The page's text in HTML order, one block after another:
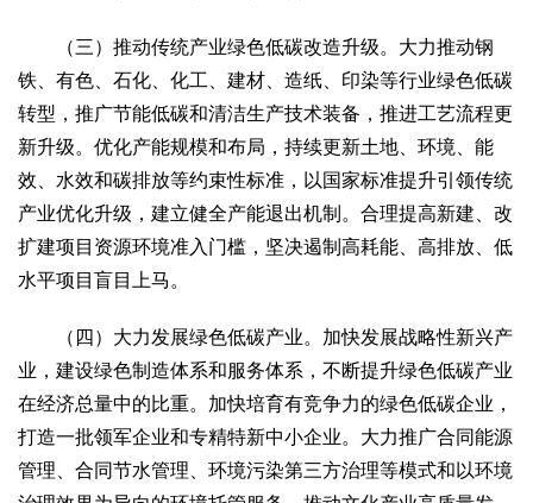
（三）推动传统产业绿色低碳改造升级。大力推动钢
铁、有色、石化、化工、建材、造纸、印染等行业绿色低碳
转型，推广节能低碳和清洁生产技术装备，推进工艺流程更
新升级。优化产能规模和布局，持续更新土地、环境、能
效、水效和碳排放等约束性标准，以国家标准提升引领传统
产业优化升级，建立健全产能退出机制。合理提高新建、改
扩建项目资源环境准入门槛，坚决遏制高耗能、高排放、低
水平项目盲目上马。
（四）大力发展绿色低碳产业。加快发展战略性新兴产
业，建设绿色制造体系和服务体系，不断提升绿色低碳产业
在经济总量中的比重。加快培育有竞争力的绿色低碳企业，
打造一批领军企业和专精特新中小企业。大力推广合同能源
管理、合同节水管理、环境污染第三方治理等模式和以环境